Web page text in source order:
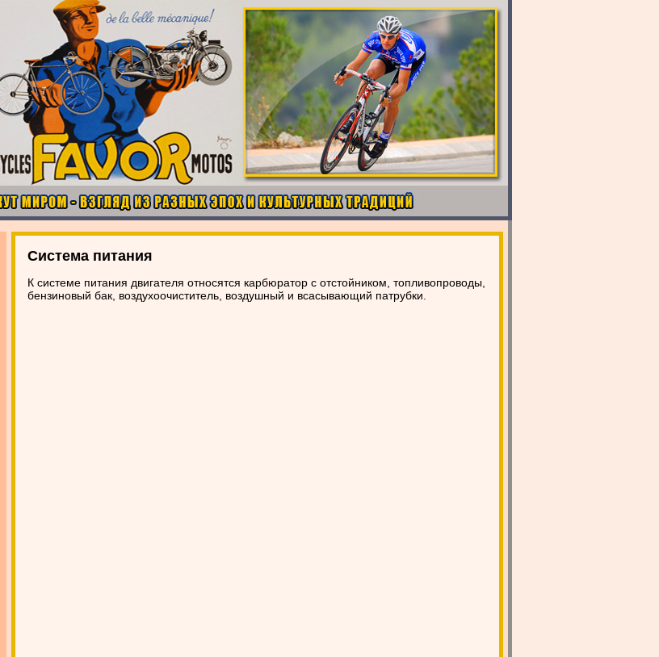
Система питания
К системе питания двигателя относятся карбюратор с отстойником, топливопроводы,
бензиновый бак, воздухоочиститель, воздушный и всасывающий патрубки.